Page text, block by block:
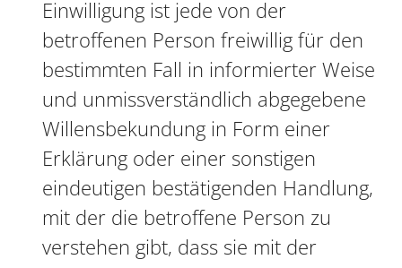
Einwilligung ist jede von der
betroffenen Person freiwillig für den
bestimmten Fall in informierter Weise
und unmissverständlich abgegebene
Willensbekundung in Form einer
Erklärung oder einer sonstigen
eindeutigen bestätigenden Handlung,
mit der die betroffene Person zu
verstehen gibt, dass sie mit der